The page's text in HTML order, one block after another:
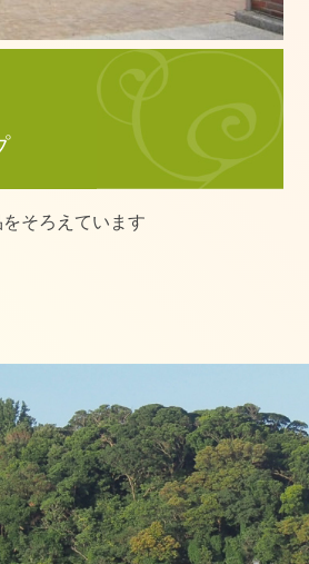
そろえています